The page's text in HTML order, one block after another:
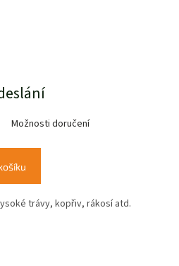
Možnosti doručení
trávy, kopřiv, rákosí atd.